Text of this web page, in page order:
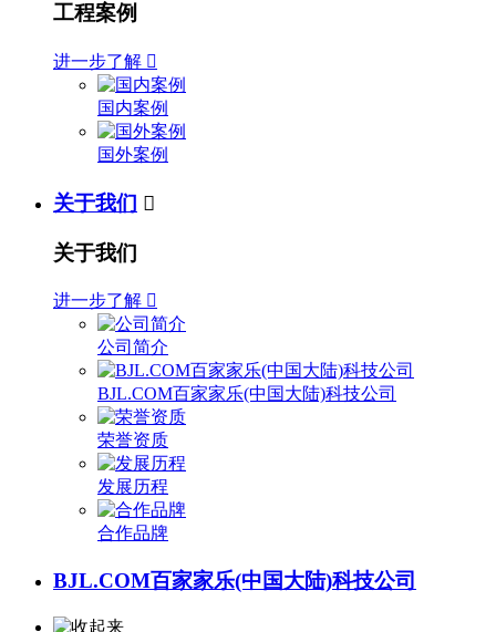
工程案例
进一步了解 
国内案例
国外案例
关于我们 
关于我们
进一步了解 
公司简介
BJL.COM百家家乐(中国大陆)科技公司
荣誉资质
发展历程
合作品牌
BJL.COM百家家乐(中国大陆)科技公司